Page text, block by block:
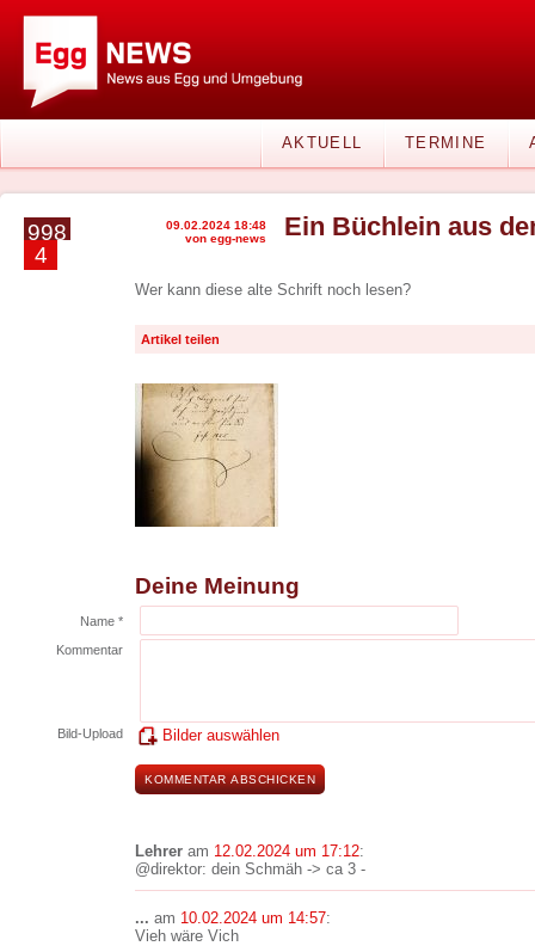
AKTUELL TERMINE
998
4
09.02.2024 18:48
von egg-news
Ein Büchlein aus
Wer kann diese alte Schrift noch lesen?
Artikel teilen
Deine Meinung
Name *
Kommentar
Bild-Upload Bilder auswählen
Lehrer am 12.02.2024 um 17:12:
@direktor: dein Schmäh -> ca 3 -
... am 10.02.2024 um 14:57:
Vieh wäre Vich